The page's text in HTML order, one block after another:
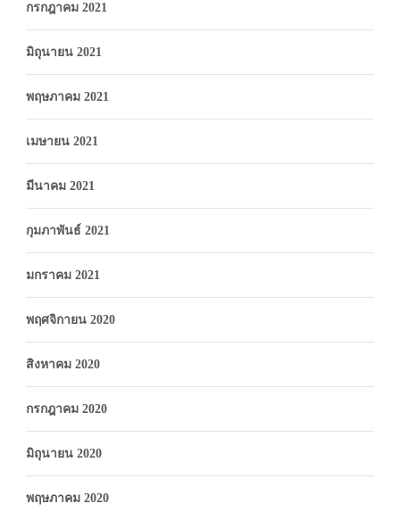
กรกฎาคม 2021
มิถุนายน 2021
พฤษภาคม 2021
เมษายน 2021
มีนาคม 2021
กุมภาพันธ์ 2021
มกราคม 2021
พฤศจิกายน 2020
สิงหาคม 2020
กรกฎาคม 2020
มิถุนายน 2020
พฤษภาคม 2020